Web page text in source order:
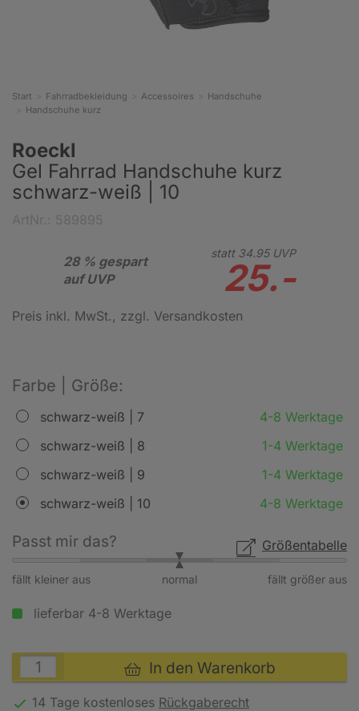
Start Fahrradbekleidung Accessoires
Handschuhe
Handschuhe kurz
Roeckl
Gel Fahrrad Handschuhe kurz
schwarz-weiß | 10
28 % gespart
auf UVP
statt 34.95UVP
25.-
Preis inkl. MwSt., zzgl. Versandkosten
Farbe | Größe:
schwarz-weiß | 7
4-8 Werktage
schwarz-weiß | 8
1-4 Werktage
schwarz-weiß | 9
1-4 Werktage
schwarz-weiß | 10
4-8 Werktage
Größentabelle
Passt mir das?
fällt kleiner aus fällt größer aus
normal
lieferbar 4-8 Werktage
In den Warenkorb
14 Tage kostenloses Rückgaberecht